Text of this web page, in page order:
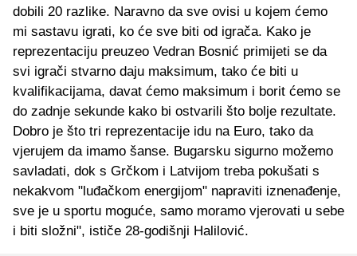
dobili 20 razlike. Naravno da sve ovisi u kojem ćemo
mi sastavu igrati, ko će sve biti od igrača. Kako je
reprezentaciju preuzeo Vedran Bosnić primijeti se da
svi igrači stvarno daju maksimum, tako će biti u
kvalifikacijama, davat ćemo maksimum i borit ćemo se
do zadnje sekunde kako bi ostvarili što bolje rezultate.
Dobro je što tri reprezentacije idu na Euro, tako da
vjerujem da imamo šanse. Bugarsku sigurno možemo
savladati, dok s Grčkom i Latvijom treba pokušati s
nekakvom "luđačkom energijom" napraviti iznenađenje,
sve je u sportu moguće, samo moramo vjerovati u sebe
i biti složni", ističe 28-godišnji Halilović.